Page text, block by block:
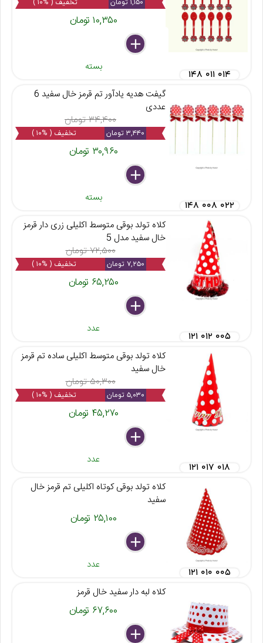
۱,۱۵۰ تومان تخفیف ( %۱۰ )
۱۰,۳۵۰ تومان
delete
remove
add
بسته
۱۴۸ ۰۱۱ ۰۱۴
گیفت هدیه یادآور تم قرمز خال سفید 6
عددی
۳۴,۴۰۰ تومان
۳,۴۴۰ تومان تخفیف ( %۱۰ )
۳۰,۹۶۰ تومان
delete
remove
add
بسته
۱۴۸ ۰۰۸ ۰۲۲
کلاه تولد بوقی متوسط اکلیلی زری دار قرمز
خال سفید مدل 5
۷۲,۵۰۰ تومان
۷,۲۵۰ تومان تخفیف ( %۱۰ )
۶۵,۲۵۰ تومان
delete
remove
add
عدد
۱۲۱ ۰۱۲ ۰۰۵
کلاه تولد بوقی متوسط اکلیلی ساده تم قرمز
خال سفید
۵۰,۳۰۰ تومان
۵,۰۳۰ تومان تخفیف ( %۱۰ )
۴۵,۲۷۰ تومان
delete
remove
add
عدد
۱۲۱ ۰۱۷ ۰۱۸
کلاه تولد بوقی کوتاه اکلیلی تم قرمز خال
سفید
۲۵,۱۰۰ تومان
delete
remove
add
عدد
۱۲۱ ۰۱۰ ۰۰۵
کلاه لبه دار سفید خال قرمز
۶۷,۶۰۰ تومان
delete
remove
add